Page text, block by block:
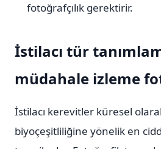
fotoğrafçılık gerektirir.
İstilacı tür
müdahale izleme
İstilacı kerevitler küresel
biyoçeşitliliğine yönelik en